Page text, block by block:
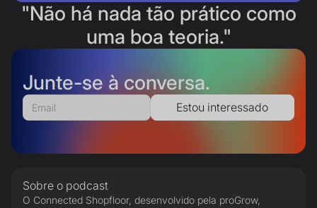
"Não há nada tão prático como
uma boa teoria."
Junte-se à conversa.
Sobre o podcast
O Connected Shopfloor, desenvolvido pela proGrow,